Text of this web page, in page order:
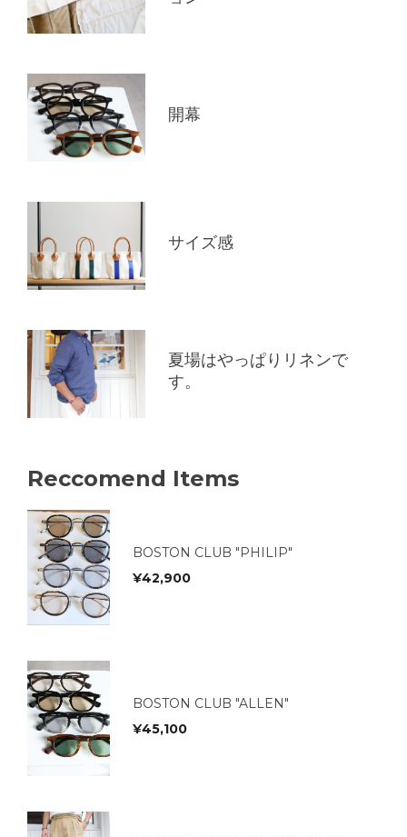
開幕
サイズ感
夏場はやっぱりリネンで
す。
Reccomend Items
BOSTON CLUB "PHILIP"
¥42,900
BOSTON CLUB "ALLEN"
¥45,100